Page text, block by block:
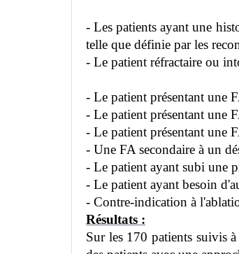
- Les patients ayant une
telle que définie par les
- Le patient réfractaire ou
- Le patient présentant une
- Le patient présentant une
- Le patient présentant une
- Une FA secondaire à un
- Le patient ayant subi une
- Le patient ayant besoin
- Contre-indication à
Résultats :
Sur les 170 patients suivis